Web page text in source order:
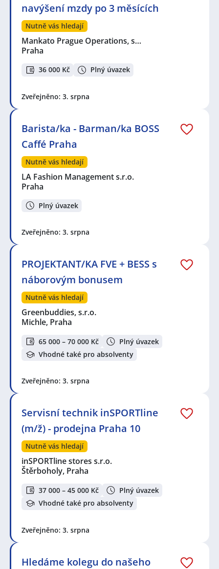
navýšení mzdy po 3 měsících
Nutně vás hledají
Mankato Prague Operations, s…
Praha
36 000 Kč Plný úvazek
Zveřejněno: 3. srpna
Barista/ka - Barman/ka BOSS
Caffé Praha
Nutně vás hledají
LA Fashion Management s.r.o.
Praha
Plný úvazek
Zveřejněno: 3. srpna
PROJEKTANT/KA FVE + BESS s
náborovým bonusem
Nutně vás hledají
Greenbuddies, s.r.o.
Michle, Praha
65 000 – 70 000 Kč
Plný úvazek
Vhodné také pro absolventy
Zveřejněno: 3. srpna
Servisní technik inSPORTline
(m/ž) - prodejna Praha 10
Nutně vás hledají
inSPORTline stores s.r.o.
Štěrboholy, Praha
37 000 – 45 000 Kč
Plný úvazek
Vhodné také pro absolventy
Zveřejněno: 3. srpna
Hledáme kolegu do našeho